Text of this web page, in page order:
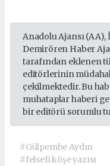
Anadolu Ajansı (AA),
Demirören Haber
tarafından eklenen
editörlerinin
çekilmektedir. Bu
muhataplar haberi
bir editörü sorumlu
#Gülpembe Aydın
#felsefi köşe yazısı